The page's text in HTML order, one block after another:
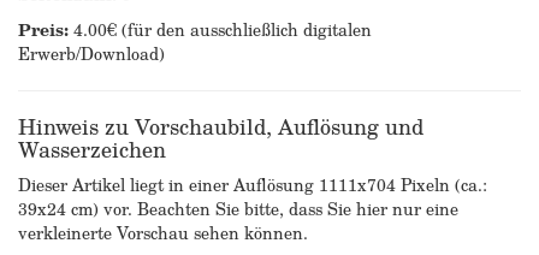
Preis:4.00€ (für den ausschließlich digitalen
Erwerb/Download)
Hinweis zu Vorschaubild, Auflösung und
Wasserzeichen
Dieser Artikel liegt in einer Auflösung 1111x704 Pixeln (ca.:
39x24 cm) vor. Beachten Sie bitte, dass Sie hier nur eine
verkleinerte Vorschau sehen können.